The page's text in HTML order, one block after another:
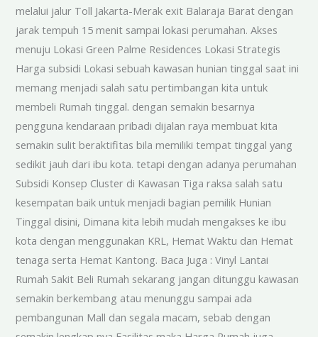
melalui jalur Toll Jakarta-Merak exit Balaraja Barat dengan
jarak tempuh 15 menit sampai lokasi perumahan. Akses
menuju Lokasi Green Palme Residences Lokasi Strategis
Harga subsidi Lokasi sebuah kawasan hunian tinggal saat ini
memang menjadi salah satu pertimbangan kita untuk
membeli Rumah tinggal. dengan semakin besarnya
pengguna kendaraan pribadi dijalan raya membuat kita
semakin sulit beraktifitas bila memiliki tempat tinggal yang
sedikit jauh dari ibu kota. tetapi dengan adanya perumahan
Subsidi Konsep Cluster di Kawasan Tiga raksa salah satu
kesempatan baik untuk menjadi bagian pemilik Hunian
Tinggal disini, Dimana kita lebih mudah mengakses ke ibu
kota dengan menggunakan KRL, Hemat Waktu dan Hemat
tenaga serta Hemat Kantong. Baca Juga : Vinyl Lantai
Rumah Sakit Beli Rumah sekarang jangan ditunggu kawasan
semakin berkembang atau menunggu sampai ada
pembangunan Mall dan segala macam, sebab dengan